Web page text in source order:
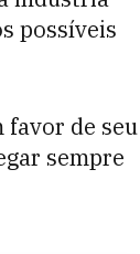
possíveis
favor de seu
sempre